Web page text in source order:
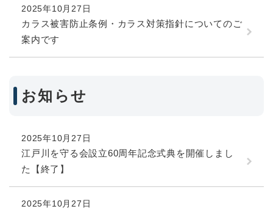
2025年10月27日
カラス被害防止条例・カラス対策指針についてのご
案内です
お知らせ
2025年10月27日
江戸川を守る会設立60周年記念式典を開催しまし
た【終了】
2025年10月27日